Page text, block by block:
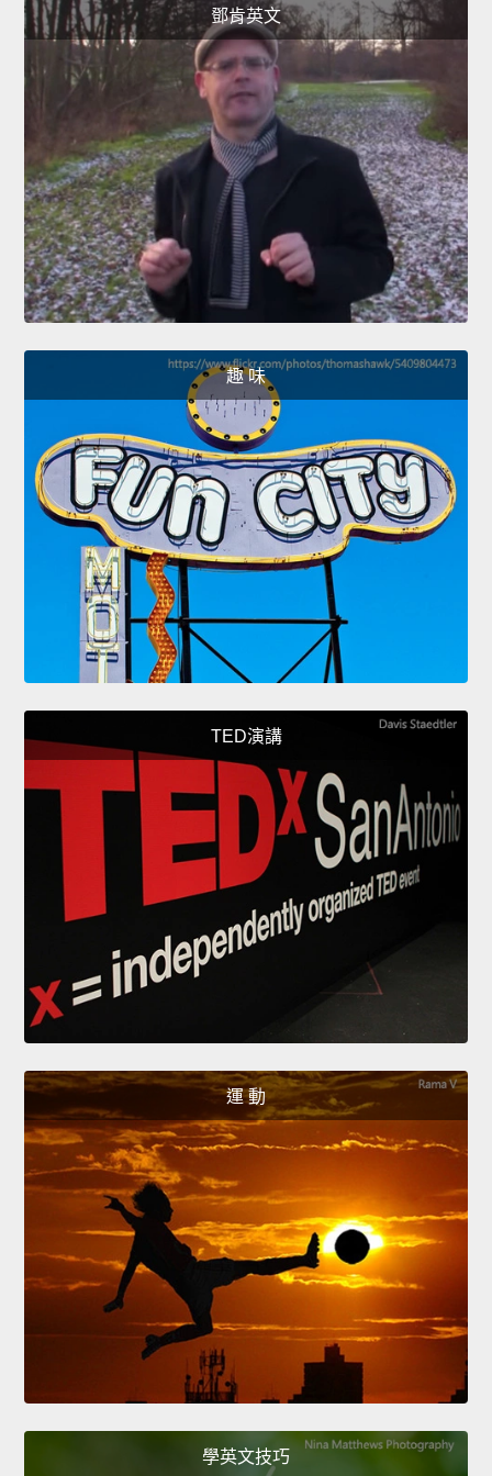
鄧肯英文
趣 味
TED演講
運 動
學英文技巧